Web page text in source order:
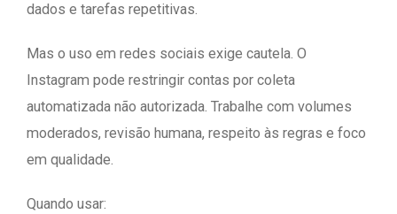
dados e tarefas repetitivas.
Mas o uso em redes sociais exige cautela. O
Instagram pode restringir contas por coleta
automatizada não autorizada. Trabalhe com volumes
moderados, revisão humana, respeito às regras e foco
em qualidade.
Quando usar: